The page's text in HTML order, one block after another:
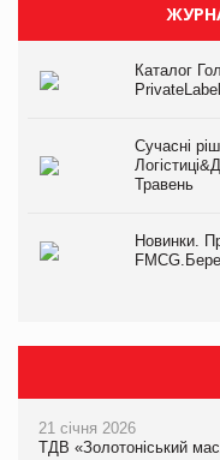
Каталог
Сучасні
Травень
Новинки.
21 січня 2026
ТДВ «Золотоніський